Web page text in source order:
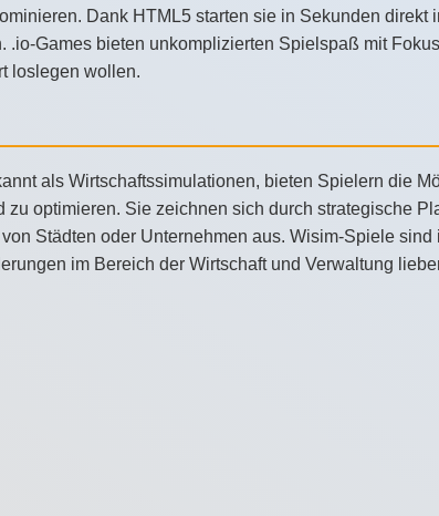
Dank HTML5 starten sie in Sekunden direkt
.io-Games bieten unkomplizierten Spielspaß mit
loslegen wollen.
als Wirtschaftssimulationen, bieten Spielern die
zu optimieren. Sie zeichnen sich durch strategische
Städten oder Unternehmen aus. Wisim-Spiele
im Bereich der Wirtschaft und Verwaltung